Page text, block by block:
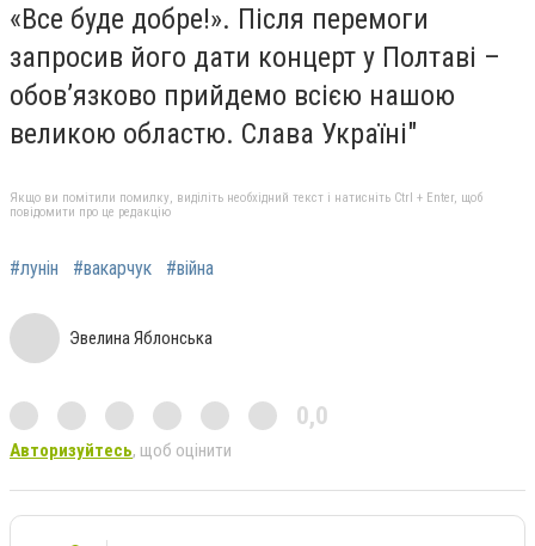
«Все буде добре!». Після перемоги
запросив його дати концерт у Полтаві –
обовʼязково прийдемо всією нашою
великою областю. Слава Україні"
Якщо ви помітили помилку, виділіть необхідний текст і натисніть Ctrl + Enter, щоб
повідомити про це редакцію
#лунін #вакарчук #війна
Эвелина Яблонська
0,0
Авторизуйтесь, щоб оцінити